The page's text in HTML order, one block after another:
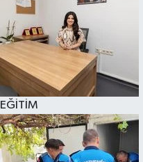
EĞİTİM